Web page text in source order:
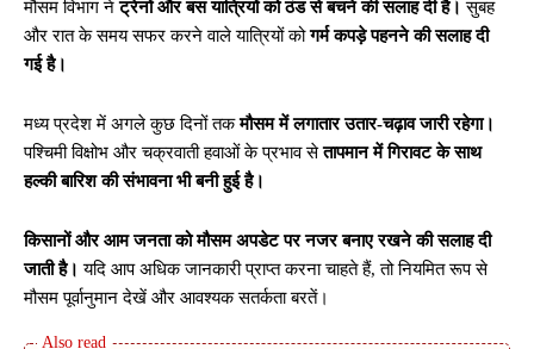
मौसम विभाग नेट्रेनों और बस यात्रियों को ठंड से बचने की सलाह दी है। सुबह
और रात के समय सफर करने वाले यात्रियों कोगर्म कपड़े पहनने की सलाह दी
गई है।
मध्य प्रदेश में अगले कुछ दिनों तकमौसम में लगातार उतार-चढ़ाव जारी रहेगा।
पश्चिमी विक्षोभ और चक्रवाती हवाओं के प्रभाव सेतापमान में गिरावट के साथ
हल्की बारिश की संभावना भी बनी हुई है।
किसानों और आम जनता को मौसम अपडेट पर नजर बनाए रखने की सलाह दी
जाती है। यदि आप अधिक जानकारी प्राप्त करना चाहते हैं, तो नियमित रूप से
मौसम पूर्वानुमान देखें और आवश्यक सतर्कता बरतें।